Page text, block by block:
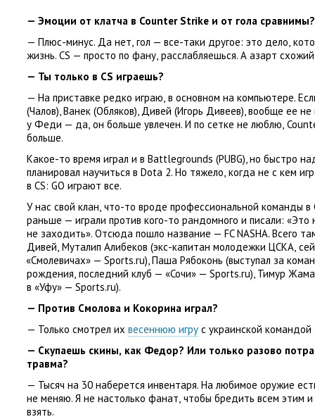
— Эмоции от клатча в Counter Strike и от гола сравнимы?
— Плюс-минус. Да нет, гол — все-таки другое: это дело,
жизнь. CS — просто по фану, расслабляешься. А азарт
— Ты только в CS играешь?
— На приставке редко играю, в основном на компьютере.
(Чалов), Ванек (Обляков), Дивей (Игорь Дивеев), вообще ее не
у Феди — да, он больше увлечен. И по сетке не люблю,
больше.
Какое-то время играл и в Battlegrounds (PUBG), но быстро
планировал научиться в Dota 2. Но тяжело, когда не с кем
в CS: GO играют все.
У нас свой клан, что-то вроде профессиональной команды в
раньше — играли против кого-то рандомного и писали: «Это
не заходить». Отсюда пошло название — FC NASHA. Всего
Дивей, Муталип Алибеков (экс-капитан молодежки ЦСКА,
«Смолевичах» — Sports.ru), Паша Рябоконь (выступал за
рождения, последний клуб — «Сочи» — Sports.ru), Тимур
в «Уфу» — Sports.ru).
— Против Смолова и Кокорина играл?
— Только смотрел их весеннюю игру с украинской командой
— Скупаешь скины, как Федор? Или только разово
травма?
— Тысяч на 30 наберется инвентаря. На любимое оружие
не меняю. Я не настолько фанат, чтобы бредить всем этим
взять.